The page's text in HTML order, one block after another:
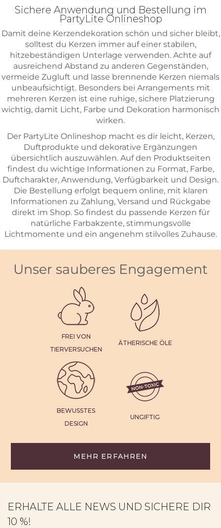
Sichere Anwendung und Bestellung im
PartyLite Onlineshop
Damit deine Kerzendekoration schön und sicher bleibt,
solltest du Kerzen immer auf einer stabilen,
hitzebeständigen Unterlage verwenden. Achte auf
ausreichend Abstand zu anderen Gegenständen,
vermeide Zugluft und lasse brennende Kerzen niemals
unbeaufsichtigt. Besonders bei Arrangements mit
mehreren Kerzen ist eine ruhige, sichere Platzierung
wichtig, damit Licht, Farbe und Dekoration harmonisch
wirken.
Der PartyLite Onlineshop macht es dir leicht, Kerzen,
Duftprodukte und dekorative Ergänzungen
übersichtlich auszuwählen. Auf den Produktseiten
findest du wichtige Informationen zu Format, Farbe,
Duftcharakter, Anwendung, Verfügbarkeit und Design.
Die Bestellung erfolgt bequem online, mit klaren
Informationen zu Zahlung, Versand und Rückgabe
direkt im Shop. So findest du passende Kerzen für
natürliche Farbakzente, stimmungsvolle
Lichtmomente und ein angenehm stilvolles Zuhause.
Unser sauberes Engagement
FREI VON
TIERVERSUCHEN
ÄTHERISCHE ÖLE
BEWUSSTES
DESIGN
UNGIFTIG
MEHR ERFAHREN
ERHALTE ALLE NEWS UND SICHERE DIR
10 %!